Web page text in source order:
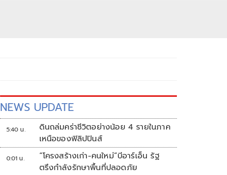
NEWS UPDATE
5:40 น.
ดินถล่มคร่าชีวิตอย่างน้อย 4 รายในภาค
เหนือของฟิลิปปินส์
0:01 น.
“โครงสร้างเก่า-คนใหม่”บีอาร์เอ็น รัฐ
ตรึงกำลังรักษาพื้นที่ปลอดภัย